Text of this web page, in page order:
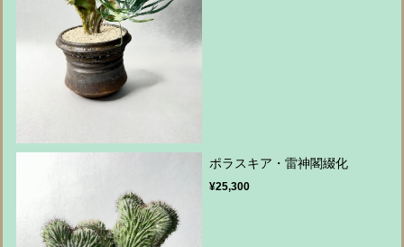
ポラスキア・雷神閣綴化
¥25,300